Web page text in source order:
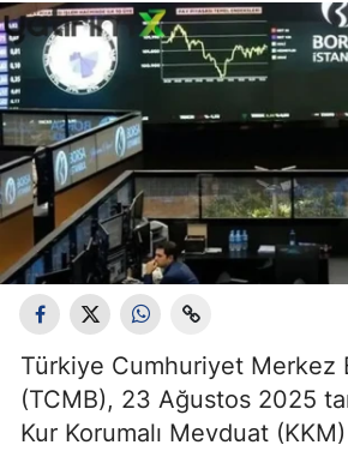
Türkiye Cumhuriyet Merkez
(TCMB), 23 Ağustos 2025
Kur Korumalı Mevduat (KKM)